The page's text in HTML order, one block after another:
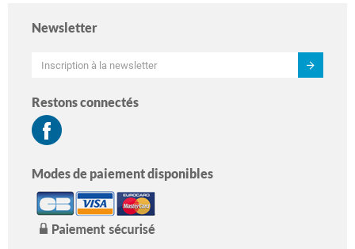
Newsletter
Restons connectés
Modes de paiement disponibles